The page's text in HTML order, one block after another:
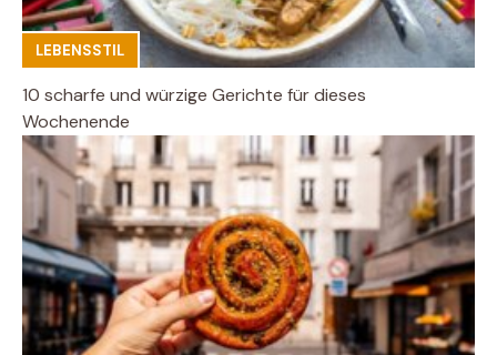
LEBENSSTIL
10 scharfe und würzige Gerichte für dieses
Wochenende